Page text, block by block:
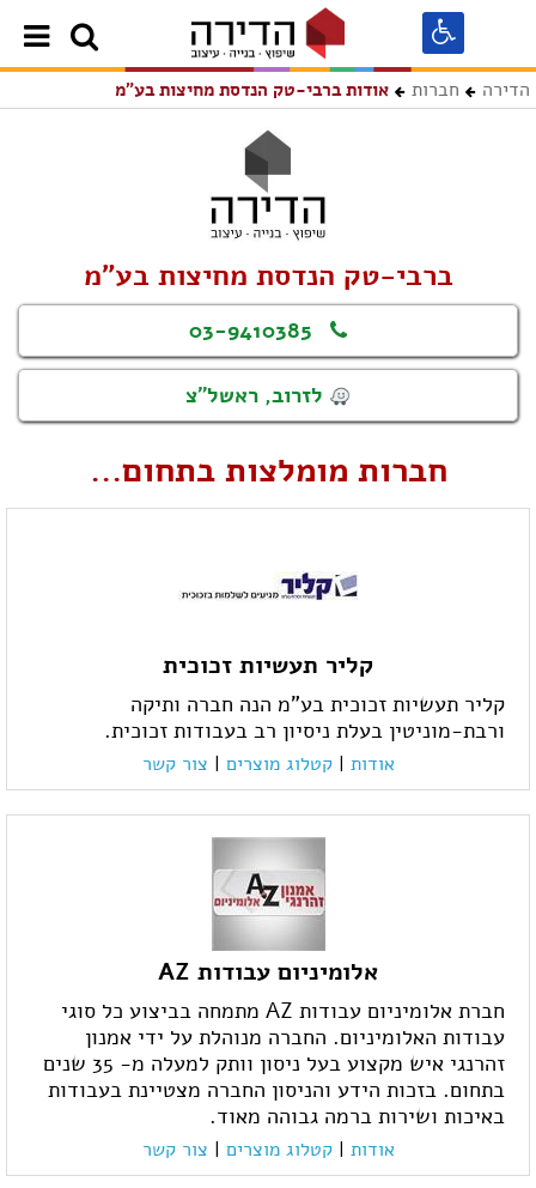
הדירה חברות אודות ברבי-טק הנדסת מחיצות בע"מ
ברבי-טק הנדסת מחיצות בע"מ
03-9410385
לזרוב, ראשל"צ
חברות מומלצות בתחום...
קליר תעשיות זכוכית
קליר תעשיות זכוכית בע"מ הנה חברה ותיקה
ורבת-מוניטין בעלת ניסיון רב בעבודות זכוכית.
אודות | קטלוג מוצרים | צור קשר
אלומיניום עבודות AZ
חברת אלומיניום עבודות AZ מתמחה בביצוע כל סוגי
עבודות האלומיניום. החברה מנוהלת על ידי אמנון
זהרנגי איש מקצוע בעל ניסון וותק למעלה מ- 35 שנים
בתחום. בזכות הידע והניסון החברה מצטיינת בעבודות
באיכות ושירות ברמה גבוהה מאוד.
אודות | קטלוג מוצרים | צור קשר